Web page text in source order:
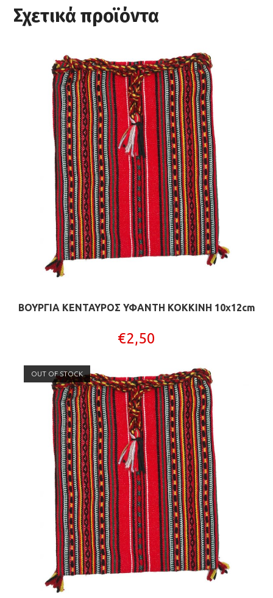
Σχετικά προϊόντα
ΒΟΥΡΓΙΑ ΚΕΝΤΑΥΡΟΣ ΥΦΑΝΤΗ ΚΟΚΚΙΝΗ 10x12cm
€2,50
OUT OF STOCK